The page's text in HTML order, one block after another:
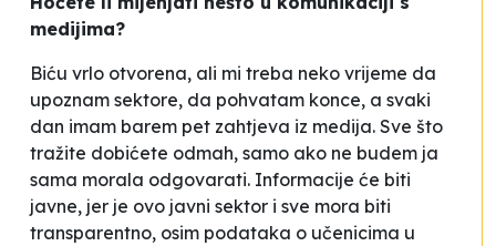
medijima?
Biću vrlo otvorena, ali mi treba neko vrijeme da
upoznam sektore, da pohvatam konce, a svaki
dan imam barem pet zahtjeva iz medija. Sve što
tražite dobićete odmah, samo ako ne budem ja
sama morala odgovarati. Informacije će biti
javne, jer je ovo javni sektor i sve mora biti
transparentno, osim podataka o učenicima u